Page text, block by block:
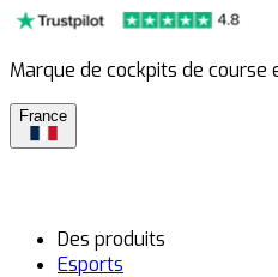
Marque de cockpits de course
France
Des produits
Esports